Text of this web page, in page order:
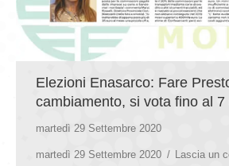
Elezioni Enasarco: Fare
cambiamento, si vota fino al 7
martedì 29 Settembre 2020
martedì 29 Settembre 2020
Lascia un